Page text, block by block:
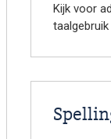
Kijk voor